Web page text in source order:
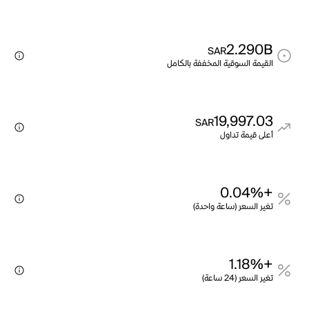
2.290B
SAR
القيمة السوقية المخففة بالكامل
19,997.03
SAR
أعلى قيمة تداول
+0.04%
تغير السعر (ساعة واحدة)
+1.18%
تغير السعر (24 ساعة)